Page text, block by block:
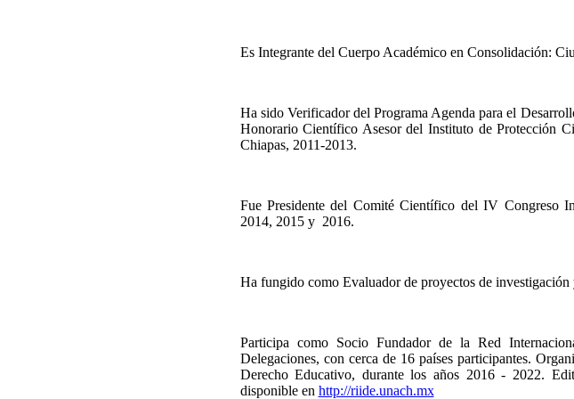
Es Integrante del Cuerpo Académico en Consolidación:
Ha sido Verificador del Programa Agenda para el
Honorario Científico Asesor del Instituto de Protección
Chiapas, 2011-2013.
Fue Presidente del Comité Científico del IV Congreso
2014, 2015 y 2016.
Ha fungido como Evaluador de proyectos de
Participa como Socio Fundador de la Red
Delegaciones, con cerca de 16 países participantes.
Derecho Educativo, durante los años 2016 - 2022.
disponible en http://riide.unach.mx